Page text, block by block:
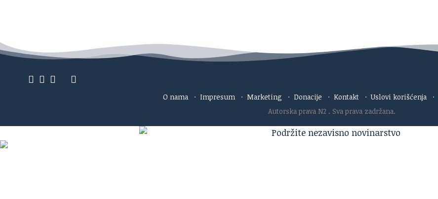
O nama · Impresum · Marketing · Donacije · Kontakt · Uslovi korišćenja ·
Autorska prava N2 . Sva prava zadržana.